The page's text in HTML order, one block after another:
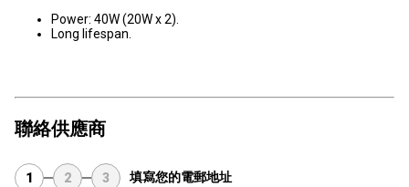
Power: 40W (20W x 2).
Long lifespan.
聯絡供應商
1 2 3 填寫您的電郵地址